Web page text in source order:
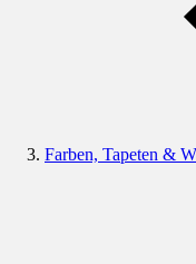
Farben, Tapeten &